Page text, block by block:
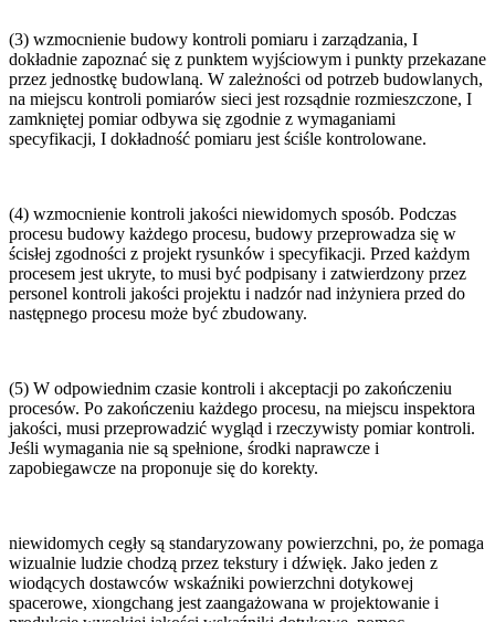
(3) wzmocnienie budowy kontroli pomiaru i zarządzania, I
dokładnie zapoznać się z punktem wyjściowym i punkty przekazane
przez jednostkę budowlaną. W zależności od potrzeb budowlanych,
na miejscu kontroli pomiarów sieci jest rozsądnie rozmieszczone, I
zamkniętej pomiar odbywa się zgodnie z wymaganiami
specyfikacji, I dokładność pomiaru jest ściśle kontrolowane.
(4) wzmocnienie kontroli jakości niewidomych sposób. Podczas
procesu budowy każdego procesu, budowy przeprowadza się w
ścisłej zgodności z projekt rysunków i specyfikacji. Przed każdym
procesem jest ukryte, to musi być podpisany i zatwierdzony przez
personel kontroli jakości projektu i nadzór nad inżyniera przed do
następnego procesu może być zbudowany.
(5) W odpowiednim czasie kontroli i akceptacji po zakończeniu
procesów. Po zakończeniu każdego procesu, na miejscu inspektora
jakości, musi przeprowadzić wygląd i rzeczywisty pomiar kontroli.
Jeśli wymagania nie są spełnione, środki naprawcze i
zapobiegawcze na proponuje się do korekty.
niewidomych cegły są standaryzowany powierzchni, po, że pomaga
wizualnie ludzie chodzą przez tekstury i dźwięk. Jako jeden z
wiodących dostawców wskaźniki powierzchni dotykowej
spacerowe, xiongchang jest zaangażowana w projektowanie i